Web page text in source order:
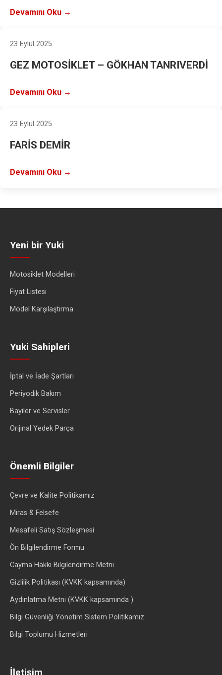
Devamını Oku →
23 Eylül 2025
GEZ MOTOSİKLET – GÖKHAN TANRIVERDİ
Devamını Oku →
23 Eylül 2025
FARİS DEMİR
Devamını Oku →
Yeni bir Yuki
Motosiklet Modelleri
Fiyat Listesi
Model Karşılaştırma
Yuki Sahipleri
İptal ve İade Şartları
Periyodik Bakım
Bayiler ve Servisler
Orijinal Yedek Parça
Önemli Bilgiler
Çevre ve Kalite Politikamız
Miras & Felsefe
Mesafeli Satış Sözleşmesi
Ön Bilgilendirme Formu
Cayma Hakkı Bilgilendirme Metni
Gizlilik Politikası (KVKK kapsamında)
Aydınlatma Metni (KVKK kapsamında )
Bilgi Güvenliği Yönetim Sistem Politikamız
Bilgi Toplumu Hizmetleri
İletişim